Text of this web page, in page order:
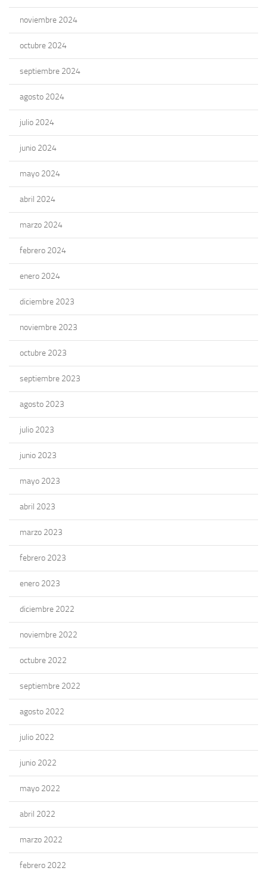
noviembre 2024
octubre 2024
septiembre 2024
agosto 2024
julio 2024
junio 2024
mayo 2024
abril 2024
marzo 2024
febrero 2024
enero 2024
diciembre 2023
noviembre 2023
octubre 2023
septiembre 2023
agosto 2023
julio 2023
junio 2023
mayo 2023
abril 2023
marzo 2023
febrero 2023
enero 2023
diciembre 2022
noviembre 2022
octubre 2022
septiembre 2022
agosto 2022
julio 2022
junio 2022
mayo 2022
abril 2022
marzo 2022
febrero 2022